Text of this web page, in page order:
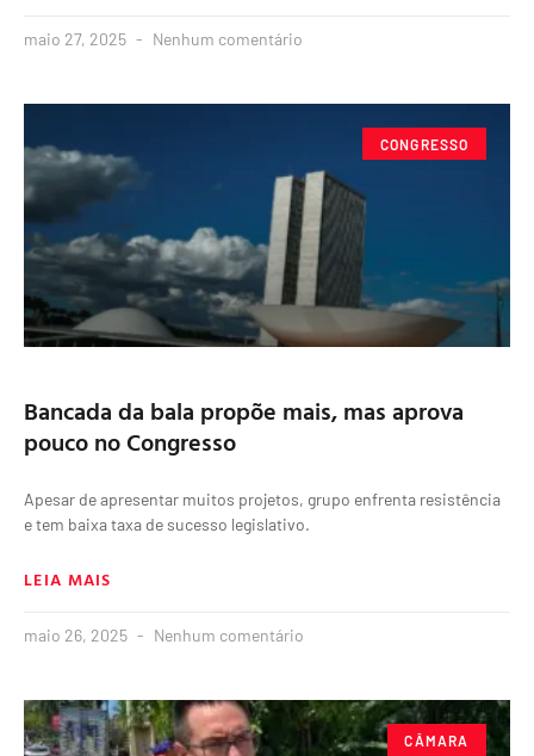
maio 27, 2025 Nenhum comentário
CONGRESSO
Bancada da bala propõe mais, mas aprova
pouco no Congresso
Apesar de apresentar muitos projetos, grupo enfrenta resistência
e tem baixa taxa de sucesso legislativo.
LEIA MAIS
maio 26, 2025 Nenhum comentário
CÂMARA